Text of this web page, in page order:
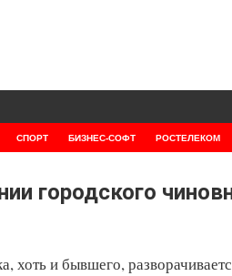
СПОРТ БИЗНЕС-СОФТ РОСТЕЛЕКОМ
городского
и бывшего,